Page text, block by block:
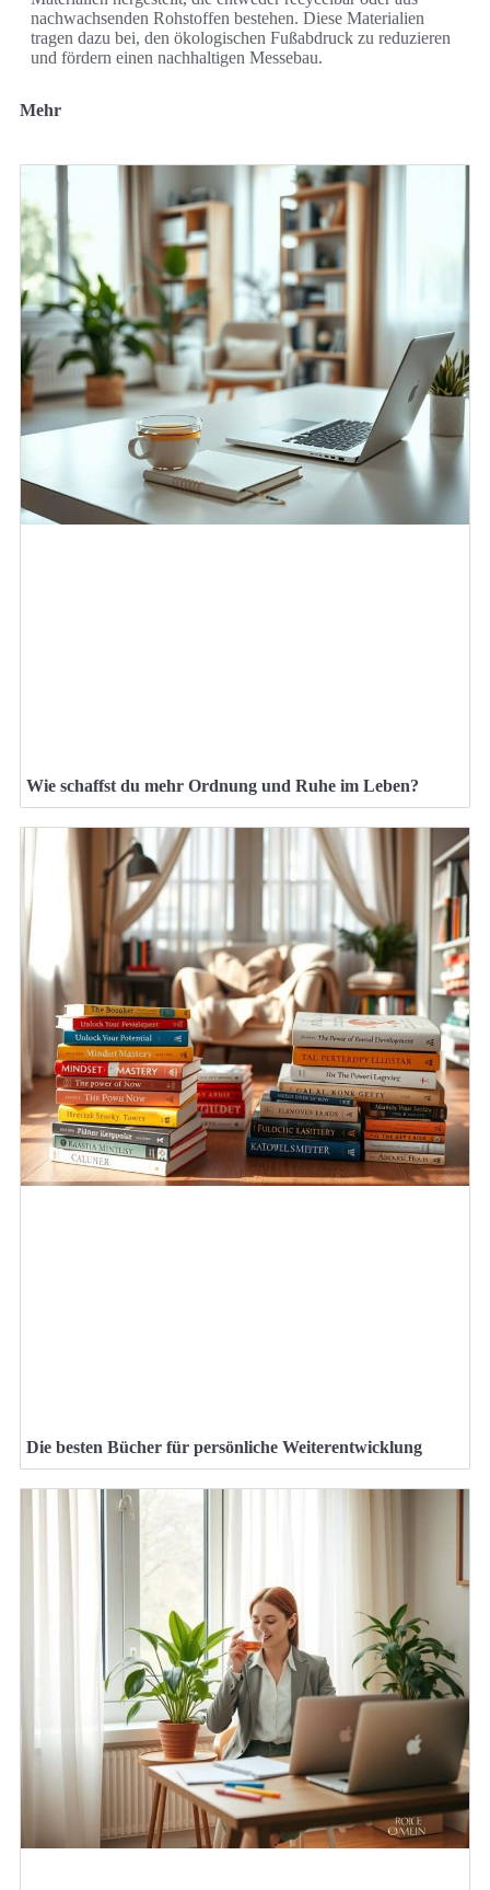
nachwachsenden Rohstoffen bestehen. Diese Materialien
tragen dazu bei, den ökologischen Fußabdruck zu reduzieren
und fördern einen nachhaltigen Messebau.
Mehr
Wie schaffst du mehr Ordnung und Ruhe im Leben?
Die besten Bücher für persönliche Weiterentwicklung